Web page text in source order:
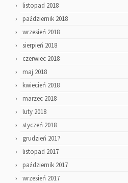
listopad 2018
październik 2018
wrzesień 2018
sierpień 2018
czerwiec 2018
maj 2018
kwiecień 2018
marzec 2018
luty 2018
styczeń 2018
grudzień 2017
listopad 2017
październik 2017
wrzesień 2017